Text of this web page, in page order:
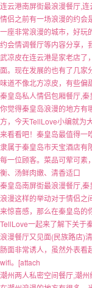
连云港南屏街最浪漫餐厅,
情侣之前有一场浪漫的约会
一座非常浪漫的城市，好玩
约会情调餐厅等内容分享，
武凉皮在连云港是家老店了
面。现在发展的也有了几家
味道不像北方凉皮，有些偏
秦皇岛私人情侣包厢餐厅,
你觉得秦皇岛浪漫的地方有
方，今天TellLove小编就为
来看看吧！秦皇岛最值得一
隶属于秦皇岛市天宝酒店有
每一位顾客。菜品可荤可素
衡、汤鲜肉嫩、清香适口
秦皇岛南屏街最浪漫餐厅,
浪漫这样的举动对于情侣之
来惊喜感，那么在秦皇岛的
TellLove一起来了解下关于
浪漫餐厅又见面(民族路店)
肠面非常诱人，虽然外表看
wifi。[attach
潮州两人私密空间餐厅,潮